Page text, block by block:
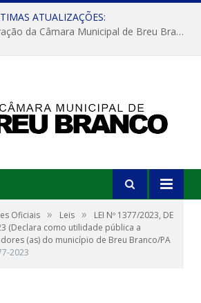
ATUALIZAÇÕES:
Solene de Reinauguração da Câmara Municipal de Breu Branco
Oficiais » Leis »
LEI Nº 1377/2023, DE
(Declara como utilidade pública a
(as) do município de Breu Branco/PA
2023